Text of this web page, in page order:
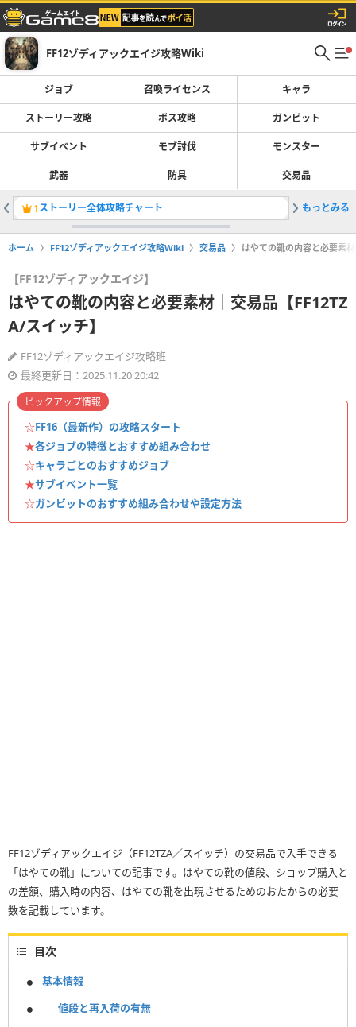
FF12ゾディアックエイジ攻略Wiki
ジョブ 召喚ライセンス キャラ
ストーリー攻略 ボス攻略 ガンビット
サブイベント モブ討伐 モンスター
武器 防具 交易品
1ストーリー全体攻略チャート 2クリス
もっとみる
ホーム FF12ゾディアックエイジ攻略Wiki 交易品 はやての靴の内容と必要素
【FF12ゾディアックエイジ】
はやての靴の内容と必要素材｜交易品【FF12TZ
A/スイッチ】
FF12ゾディアックエイジ攻略班
最終更新日：2025.11.20 20:42
☆FF16（最新作）の攻略スタート
★各ジョブの特徴とおすすめ組み合わせ
☆キャラごとのおすすめジョブ
★サブイベント一覧
☆ガンビットのおすすめ組み合わせや設定方法
ピックアップ情報
FF12ゾディアックエイジ（FF12TZA／スイッチ）の交易品で入手できる
「はやての靴」についての記事です。はやての靴の値段、ショップ購入と
の差額、購入時の内容、はやての靴を出現させるためのおたからの必要
数を記載しています。
目次
基本情報
値段と再入荷の有無